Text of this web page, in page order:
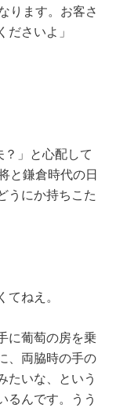
ります。お客さ
さいよ」
」と心配して
と鎌倉時代の日
うにか持ちこた
ねえ。
に葡萄の房を乗
、両脇時の手の
たいな、という
るんです。うう